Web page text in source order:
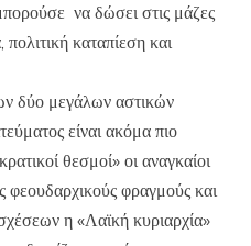
να δώσει στις μάζες
καταπίεση και
δύο μεγάλων αστικών
είναι ακόμα πιο
θεσμοί» οι αναγκαίοι
φεουδαρχικούς φραγμούς και
η «Λαϊκή κυριαρχία»